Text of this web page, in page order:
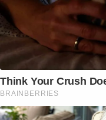
Think Your Crush
BRAINBERRIES